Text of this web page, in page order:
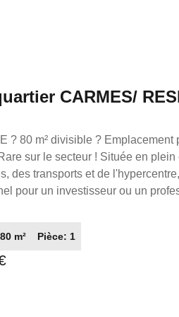
CARMES/
? 80 m² divisible ?
des transports et de
investisseur ou un professionnel. Les atouts : Environ 80
pour de nombreuses
et du règlement de
m² Pièce: 1